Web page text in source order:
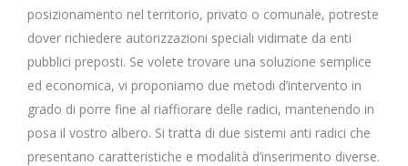
posizionamento nel territorio, privato o comunale, potreste
dover richiedere autorizzazioni speciali vidimate da enti
pubblici preposti. Se volete trovare una soluzione semplice
ed economica, vi proponiamo due metodi d’intervento in
grado di porre fine al riaffiorare delle radici, mantenendo in
posa il vostro albero. Si tratta di due sistemi anti radici che
presentano caratteristiche e modalità d’inserimento diverse.